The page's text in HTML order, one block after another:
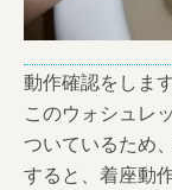
動作確認をします
このウォシュレ
ついているため
すると、着座動